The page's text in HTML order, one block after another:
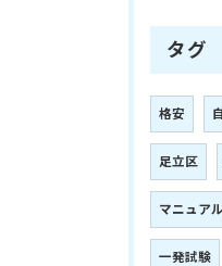
タグ
格安
足立区
マニュア
一発試験